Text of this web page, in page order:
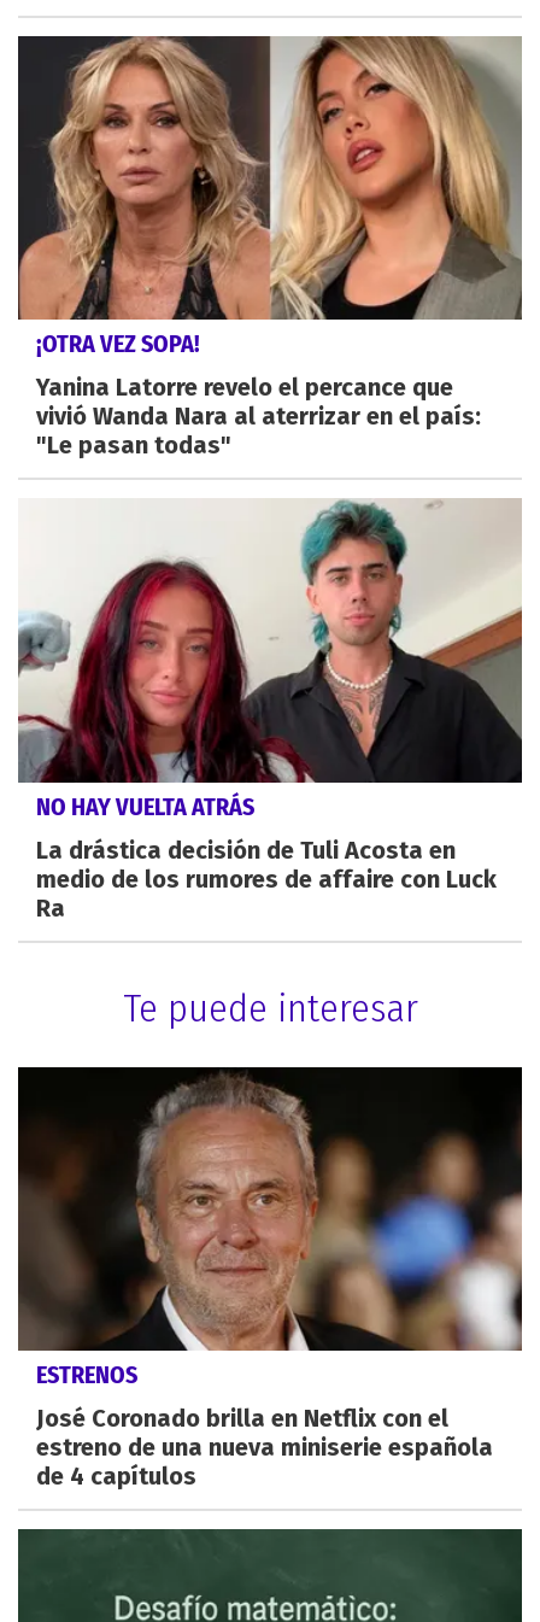
¡OTRA VEZ SOPA!
Yanina Latorre revelo el percance que
vivió Wanda Nara al aterrizar en el país:
"Le pasan todas"
NO HAY VUELTA ATRÁS
La drástica decisión de Tuli Acosta en
medio de los rumores de affaire con Luck
Ra
Te puede interesar
ESTRENOS
José Coronado brilla en Netflix con el
estreno de una nueva miniserie española
de 4 capítulos